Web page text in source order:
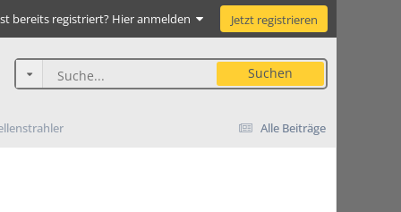
bereits registriert? Hier anmelden Jetzt registrieren
Suchen
Alle Beiträge